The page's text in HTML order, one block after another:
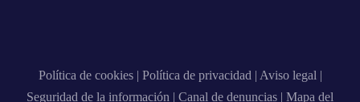
Política de cookies| Política de privacidad | Aviso legal |
Seguridad de la información | Canal de denuncias | Mapa del